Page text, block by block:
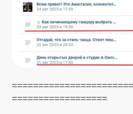
==================